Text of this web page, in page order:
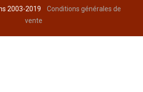
2003-2019Conditions générales de
vente